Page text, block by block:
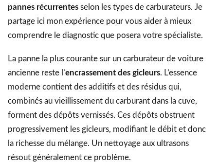
pannes récurrentes selon les types de carburateurs. Je
partage ici mon expérience pour vous aider à mieux
comprendre le diagnostic que posera votre spécialiste.
La panne la plus courante sur un carburateur de voiture
ancienne reste l’encrassement des gicleurs. L’essence
moderne contient des additifs et des résidus qui,
combinés au vieillissement du carburant dans la cuve,
forment des dépôts vernissés. Ces dépôts obstruent
progressivement les gicleurs, modifiant le débit et donc
la richesse du mélange. Un nettoyage aux ultrasons
résout généralement ce problème.